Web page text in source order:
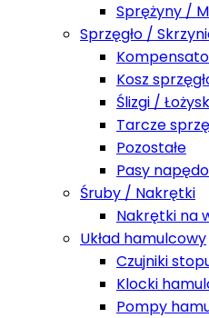
Sprężyny /
Sprzęgło /
Kosz
Ślizgi /
Tarcze
Pozostałe
Pasy
Śruby / Nakrętki
Nakrętki na
Układ hamulcowy
Czujniki
Klocki
Pompy